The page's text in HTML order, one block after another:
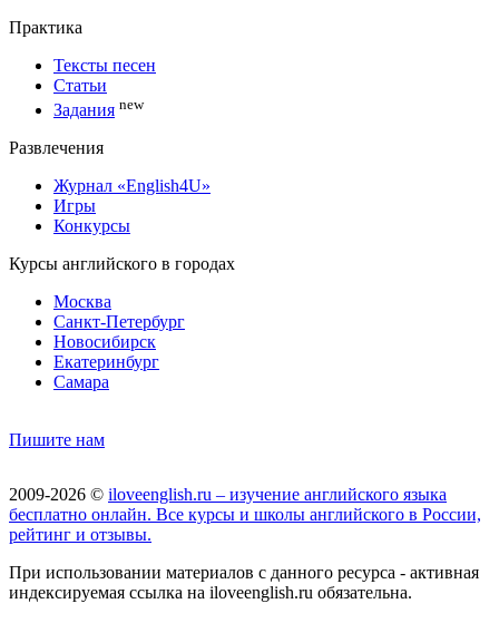
Практика
Тексты песен
Статьи
Задания new
Развлечения
Журнал «English4U»
Игры
Конкурсы
Курсы английского в городах
Москва
Санкт-Петербург
Новосибирск
Екатеринбург
Самара
Пишите нам
2009-2026 © iloveenglish.ru – изучение английского языка
бесплатно онлайн. Все курсы и школы английского в России,
рейтинг и отзывы.
При использовании материалов с данного ресурса - активная
индексируемая ссылка на iloveenglish.ru обязательна.